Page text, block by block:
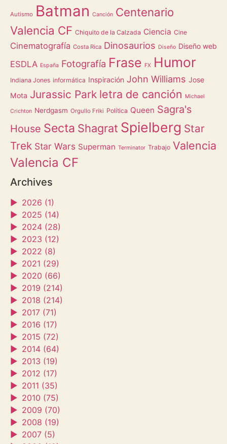
Autismo Batman Canción Centenario
Valencia CF Chiquito de la Calzada Ciencia Cine
Cinematografía Costa Rica Dinosaurios Diseño Diseño web
ESDLA España Fotografía Frase FX Humor
Indiana Jones informática Inspiración John Williams Jose
Mota Jurassic Park letra de canción Michael
Crichton Nerdgasm Orgullo Friki Política Queen Sagra's
House Secta Shagrat Spielberg Star
Trek Star Wars Superman Terminator Trabajo Valencia
Valencia CF
Archives
► 2026 (1)
► 2025 (14)
► 2024 (28)
► 2023 (12)
► 2022 (8)
► 2021 (29)
► 2020 (66)
► 2019 (214)
► 2018 (214)
► 2017 (71)
► 2016 (17)
► 2015 (72)
► 2014 (64)
► 2013 (19)
► 2012 (17)
► 2011 (35)
► 2010 (75)
► 2009 (70)
► 2008 (19)
► 2007 (5)